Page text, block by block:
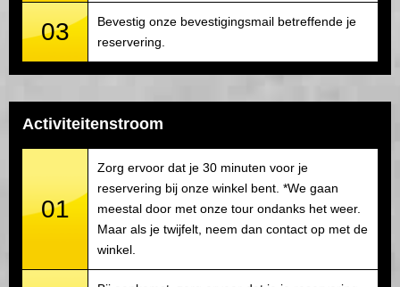
03
Bevestig onze bevestigingsmail betreffende je
reservering.
Activiteitenstroom
01
Zorg ervoor dat je 30 minuten voor je
reservering bij onze winkel bent. *We gaan
meestal door met onze tour ondanks het weer.
Maar als je twijfelt, neem dan contact op met de
winkel.